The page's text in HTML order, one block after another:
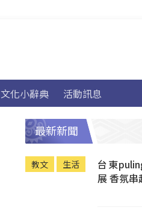
文化小辭典 活動訊息
最新新聞
教文 生活
台東
展 香氛